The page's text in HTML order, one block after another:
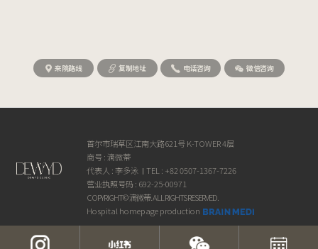
来院路线 复制地址 电话咨询 微信咨询
首尔市瑞草区江南大路621号 K-TOWER 4层
商号 : 滴微蒂
代表人 : 李多泳
TEL : +82 0507-1367-7226
营业执照号码 : 692-25-00971
COPYRIGHT© 滴微蒂. ALL RIGHTS RESERVED.
Hospital homepage production